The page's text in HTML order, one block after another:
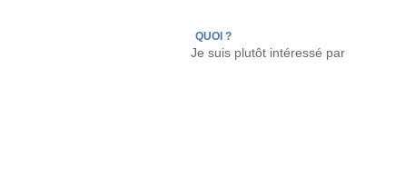
QUOI ?